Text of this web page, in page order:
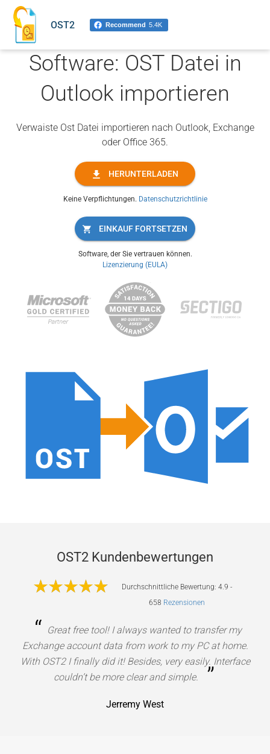
OST2 Recommend 5.4K
Software: OST Datei in
Outlook importieren
Verwaiste Ost Datei importieren nach Outlook, Exchange
oder Office 365.
HERUNTERLADEN
Keine Verpflichtungen. Datenschutzrichtlinie
EINKAUF FORTSETZEN
Software, der Sie vertrauen können.
Lizenzierung (EULA)
OST2 Kundenbewertungen
Durchschnittliche Bewertung: 4.9 -
658 Rezensionen
“ Great free tool! I always wanted to transfer my
Exchange account data from work to my PC at home.
With OST2 I finally did it! Besides, very easily. Interface
couldn’t be more clear and simple.
”
Jerremy West